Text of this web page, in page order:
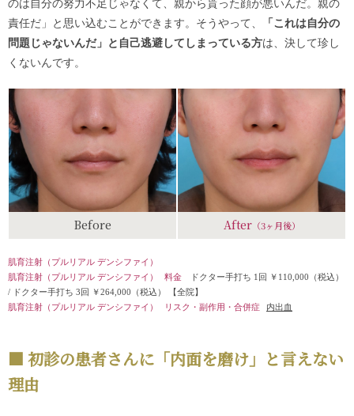
のは自分の努力不足じゃなくて、親から貰った顔が悪いんだ。親の
責任だ」と思い込むことができます。そうやって、
「これは自分の
問題じゃないんだ」と自己逃避してしまっている方は、決して珍し
くないんです。
Before After（3ヶ月後）
肌育注射（プルリアル デンシファイ）
肌育注射（プルリアル デンシファイ）
料金
ドクター手打ち 1回 ￥110,000（税込）
/ ドクター手打ち 3回 ￥264,000（税込）
【全院】
肌育注射（プルリアル デンシファイ）
リスク・副作用・合併症 内出血
初診の患者さんに「内面を磨け」と言えない
理由